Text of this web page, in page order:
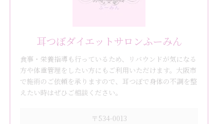
耳つぼダイエットサロンふーみん
食事・栄養指導も行っているため、リバウンドが気になる
方や体重管理をしたい方にもご利用いただけます。大阪市
で施術のご依頼を承りますので、耳つぼで身体の不調を整
えたい時はぜひご相談ください。
〒534-0013